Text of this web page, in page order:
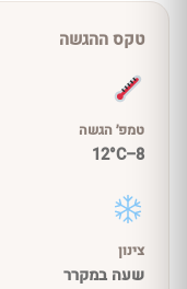
טקס ההגשה
טמפ׳ הגשה
8–12°C
צינון
שעה במקרר